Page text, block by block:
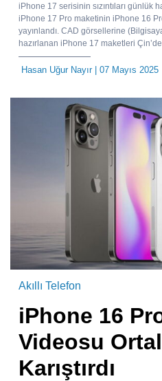
iPhone 17 serisinin sızıntıları günlük
iPhone 17 Pro maketinin iPhone 16
yayınlandı. CAD görsellerine
hazırlanan iPhone 17 maketleri
Hasan Uğur Nayır| 07 Mayıs 2025
Akıllı Telefon
iPhone 16
Videosu
Karıştırdı